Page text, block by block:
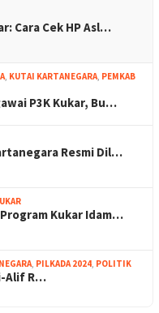
Cara Cek HP Asl…
, KUTAI KARTANEGARA, PEMKAB
P3K Kukar, Bu…
Resmi Dil…
Kukar Idam…
, PILKADA 2024, POLITIK
Alif R…